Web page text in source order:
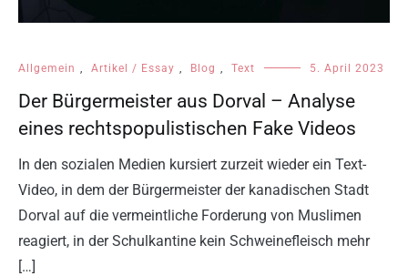
Allgemein Artikel / Essay Blog Text 5. April 2023
Der Bürgermeister aus Dorval – Analyse
eines rechtspopulistischen Fake Videos
In den sozialen Medien kursiert zurzeit wieder ein Text-
Video, in dem der Bürgermeister der kanadischen Stadt
Dorval auf die vermeintliche Forderung von Muslimen
reagiert, in der Schulkantine kein Schweinefleisch mehr
[…]